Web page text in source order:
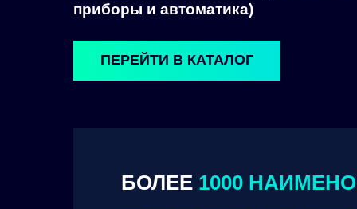
БОЛЕЕ 1000
приборы и автоматика)
ПЕРЕЙТИ В КАТАЛОГ